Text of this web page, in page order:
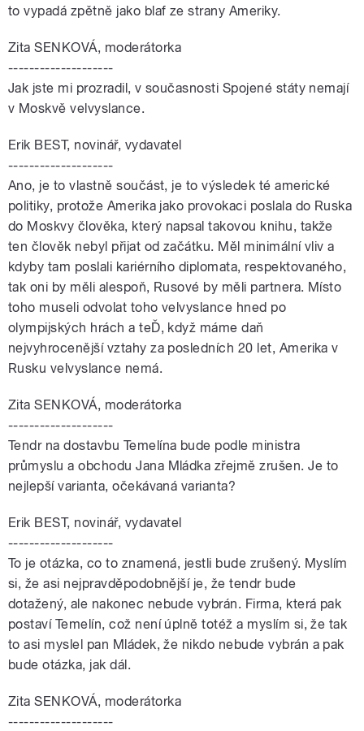
to vypadá zpětně jako blaf ze strany Ameriky.
Zita SENKOVÁ, moderátorka
--------------------
Jak jste mi prozradil, v současnosti Spojené státy nemají
v Moskvě velvyslance.
Erik BEST, novinář, vydavatel
--------------------
Ano, je to vlastně součást, je to výsledek té americké
politiky, protože Amerika jako provokaci poslala do Ruska
do Moskvy člověka, který napsal takovou knihu, takže
ten člověk nebyl přijat od začátku. Měl minimální vliv a
kdyby tam poslali kariérního diplomata, respektovaného,
tak oni by měli alespoň, Rusové by měli partnera. Místo
toho museli odvolat toho velvyslance hned po
olympijských hrách a teĎ, když máme daň
nejvyhrocenější vztahy za posledních 20 let, Amerika v
Rusku velvyslance nemá.
Zita SENKOVÁ, moderátorka
--------------------
Tendr na dostavbu Temelína bude podle ministra
průmyslu a obchodu Jana Mládka zřejmě zrušen. Je to
nejlepší varianta, očekávaná varianta?
Erik BEST, novinář, vydavatel
--------------------
To je otázka, co to znamená, jestli bude zrušený. Myslím
si, že asi nejpravděpodobnější je, že tendr bude
dotažený, ale nakonec nebude vybrán. Firma, která pak
postaví Temelín, což není úplně totéž a myslím si, že tak
to asi myslel pan Mládek, že nikdo nebude vybrán a pak
bude otázka, jak dál.
Zita SENKOVÁ, moderátorka
--------------------